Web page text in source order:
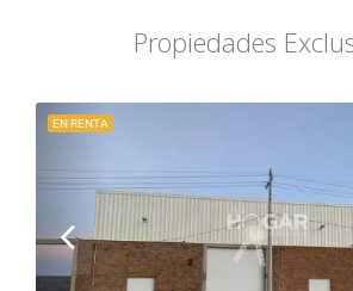
Propiedades
EN RENTA